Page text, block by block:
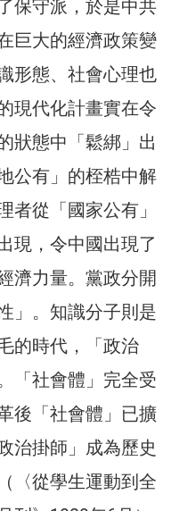
保守派，於是中共
巨大的經濟政策變
形態、社會心理也
現代化計畫實在令
狀態中「鬆綁」出
公有」的桎梏中解
者從「國家公有」
現，令中國出現了
濟力量。黨政分開
」。知識分子則是
的時代，「政治
「社會體」完全受
後「社會體」已擴
治掛師」成為歷史
〈從學生運動到全